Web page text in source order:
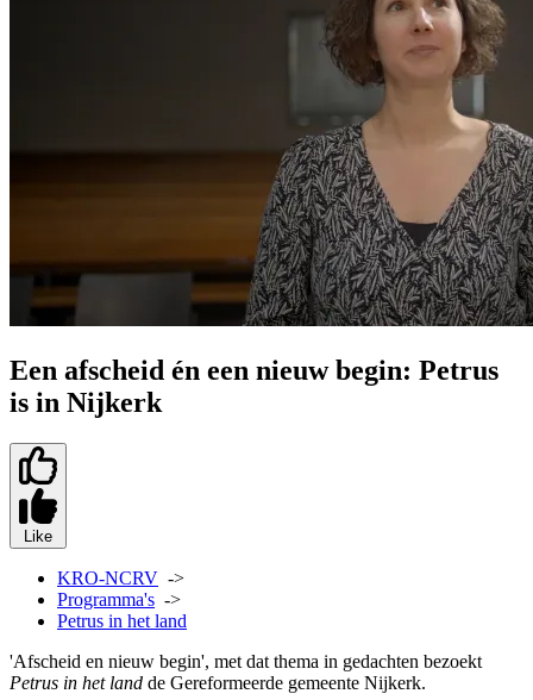
Een afscheid én een nieuw begin: Petrus
is in Nijkerk
Like
KRO-NCRV ->
Programma's ->
Petrus in het land
'Afscheid en nieuw begin', met dat thema in gedachten bezoekt
Petrus in het land de Gereformeerde gemeente Nijkerk.